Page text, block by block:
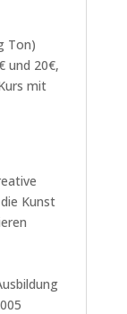
Ton)
und 20€,
mit
Kunst